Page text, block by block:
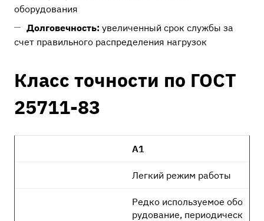
оборудования
Долговечность: увеличенный срок службы за
счет правильного распределения нагрузок
Класс точности по ГОСТ
25711-83
А1
Легкий режим работы
Редко используемое обо
рудование, периодическ